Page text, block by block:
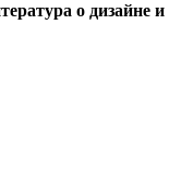
о дизайне и